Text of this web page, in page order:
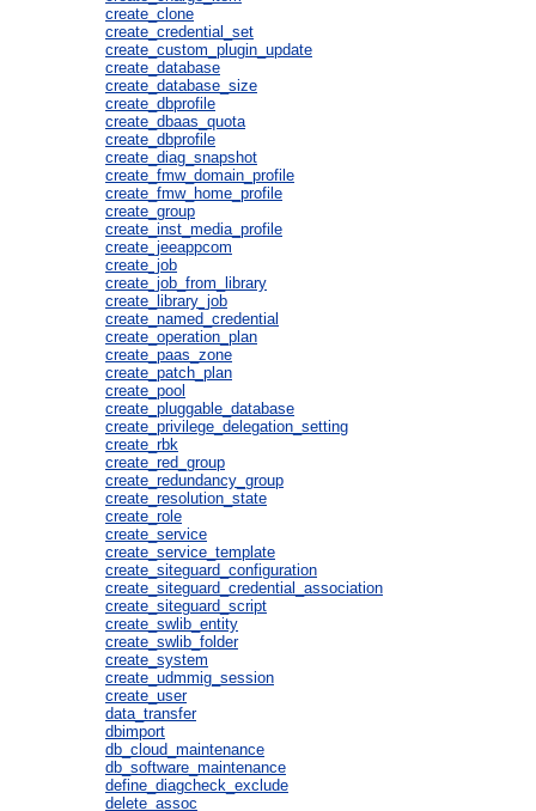
create_clone
create_credential_set
create_custom_plugin_update
create_database
create_database_size
create_dbprofile
create_dbaas_quota
create_dbprofile
create_diag_snapshot
create_fmw_domain_profile
create_fmw_home_profile
create_group
create_inst_media_profile
create_jeeappcom
create_job
create_job_from_library
create_library_job
create_named_credential
create_operation_plan
create_paas_zone
create_patch_plan
create_pool
create_pluggable_database
create_privilege_delegation_setting
create_rbk
create_red_group
create_redundancy_group
create_resolution_state
create_role
create_service
create_service_template
create_siteguard_configuration
create_siteguard_credential_association
create_siteguard_script
create_swlib_entity
create_swlib_folder
create_system
create_udmmig_session
create_user
data_transfer
dbimport
db_cloud_maintenance
db_software_maintenance
define_diagcheck_exclude
delete_assoc